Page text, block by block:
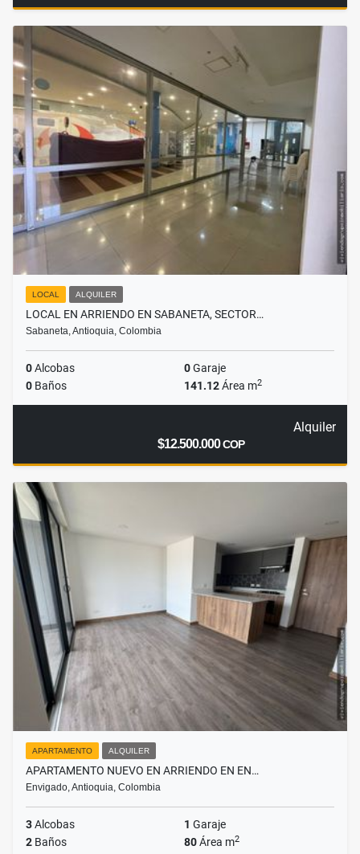
LOCAL ALQUILER
LOCAL EN ARRIENDO EN SABANETA, SECTOR…
Sabaneta, Antioquia, Colombia
0Alcobas 0Garaje
0 Baños 141.12Área m2
Alquiler
$12.500.000COP
APARTAMENTO ALQUILER
APARTAMENTO NUEVO EN ARRIENDO EN EN…
Envigado, Antioquia, Colombia
3Alcobas 1 Garaje
2 Baños 80Área m2